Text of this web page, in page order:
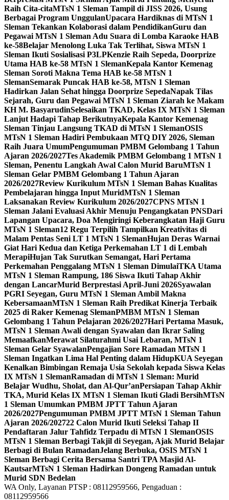
Raih Cita-citaMTsN 1 Sleman Tampil di JISS 2026, Usung
Berbagai Program UnggulanUpacara Hardiknas di MTsN 1
Sleman Tekankan Kolaborasi dalam PendidikanGuru dan
Pegawai MTsN 1 Sleman Adu Suara di Lomba Karaoke HAB
ke-58Belajar Menolong Luka Tak Terlihat, Siswa MTsN 1
Sleman Ikuti Sosialisasi P3LPKenzie Raih Sepeda, Doorprize
Utama HAB ke-58 MTsN 1 SlemanKepala Kantor Kemenag
Sleman Soroti Makna Tema HAB ke-58 MTsN 1
SlemanSemarak Puncak HAB ke-58, MTsN 1 Sleman
Hadirkan Jalan Sehat hingga Doorprize SepedaNapak Tilas
Sejarah, Guru dan Pegawai MTsN 1 Sleman Ziarah ke Makam
KH M. BasyarudinSelesaikan TKAD, Kelas IX MTsN 1 Sleman
Lanjut Hadapi Tahap BerikutnyaKepala Kantor Kemenag
Sleman Tinjau Langsung TKAD di MTsN 1 SlemanOSIS
MTsN 1 Sleman Hadiri Pembukaan MTQ DIY 2026, Sleman
Raih Juara UmumPengumuman PMBM Gelombang 1 Tahun
Ajaran 2026/2027Tes Akademik PMBM Gelombang 1 MTsN 1
Sleman, Penentu Langkah Awal Calon Murid BaruMTsN 1
Sleman Gelar PMBM Gelombang 1 Tahun Ajaran
2026/2027Review Kurikulum MTsN 1 Sleman Bahas Kualitas
Pembelajaran hingga Input MuridMTsN 1 Sleman
Laksanakan Review Kurikulum 2026/2027CPNS MTsN 1
Sleman Jalani Evaluasi Akhir Menuju Pengangkatan PNSDari
Lapangan Upacara, Doa Mengiringi Keberangkatan Haji Guru
MTsN 1 Sleman12 Regu Terpilih Tampilkan Kreativitas di
Malam Pentas Seni LT 1 MTsN 1 SlemanHujan Deras Warnai
Giat Hari Kedua dan Ketiga Perkemahan LT 1 di Lembah
MerapiHujan Tak Surutkan Semangat, Hari Pertama
Perkemahan Penggalang MTsN 1 Sleman DimulaiTKA Utama
MTsN 1 Sleman Rampung, 186 Siswa Ikuti Tahap Akhir
dengan LancarMurid Berprestasi April-Juni 2026Syawalan
PGRI Seyegan, Guru MTsN 1 Sleman Ambil Makna
KebersamaanMTsN 1 Sleman Raih Predikat Kinerja Terbaik
2025 di Raker Kemenag SlemanPMBM MTsN 1 Sleman
Gelombang 1 Tahun Pelajaran 2026/2027Hari Pertama Masuk,
MTsN 1 Sleman Awali dengan Syawalan dan Ikrar Saling
MemaafkanMerawat Silaturahmi Usai Lebaran, MTsN 1
Sleman Gelar SyawalanPengajian Sore Ramadan MTsN 1
Sleman Ingatkan Lima Hal Penting dalam HidupKUA Seyegan
Kenalkan Bimbingan Remaja Usia Sekolah kepada Siswa Kelas
IX MTsN 1 SlemanRamadan di MTsN 1 Sleman: Murid
Belajar Wudhu, Sholat, dan Al-Qur’anPersiapan Tahap Akhir
TKA, Murid Kelas IX MTsN 1 Sleman Ikuti Gladi BersihMTsN
1 Sleman Umumkan PMBM JPTT Tahun Ajaran
2026/2027Pengumuman PMBM JPTT MTsN 1 Sleman Tahun
Ajaran 2026/202722 Calon Murid Ikuti Seleksi Tahap II
Pendaftaran Jalur Tahfidz Terpadu di MTsN 1 SlemanOSIS
MTsN 1 Sleman Berbagi Takjil di Seyegan, Ajak Murid Belajar
Berbagi di Bulan RamadanJelang Berbuka, OSIS MTsN 1
Sleman Berbagi Cerita Bersama Santri TPA Masjid Al-
KautsarMTsN 1 Sleman Hadirkan Dongeng Ramadan untuk
Murid SDN Bedelan
WA Only, Layanan PTSP : 08112959566, Pengaduan :
08112959566